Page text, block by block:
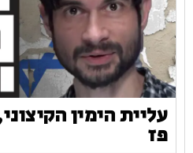
עליית הימין
פז